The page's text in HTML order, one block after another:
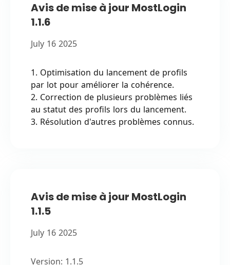
Avis de mise à jour MostLogin
1.1.6
July 16 2025
1. Optimisation du lancement de profils
par lot pour améliorer la cohérence.
2. Correction de plusieurs problèmes liés
au statut des profils lors du lancement.
3. Résolution d'autres problèmes connus.
Avis de mise à jour MostLogin
1.1.5
July 16 2025
Version: 1.1.5